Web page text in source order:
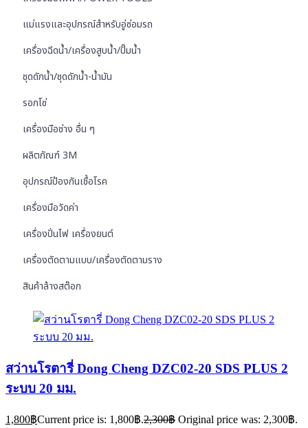
แม่แรงและอุปกรณ์สำหรับอู่ซ่อมรถ
เครื่องฉีดน้ำ/เครื่องสูบน้ำ/ปั๊มน้ำ
ชุดดักน้ำ/ชุดดักน้ำ-น้ำมัน
รอกโซ่
เครื่องมือช่าง อื่น ๆ
ผลิตภัณฑ์ 3M
อุปกรณ์ป้องกันเชื้อโรค
เครื่องมือวัดค่า
เครื่องปั่นไฟ เครื่องยนต์
เครื่องตัดตามแบบ/เครื่องตัดตามราง
สินค้าล้างสต๊อก
สว่านโรตารี่ Dong Cheng DZC02-20 SDS PLUS 2
ระบบ 20 มม.
1,800฿Current price is: 1,800฿.2,300฿ Original price was: 2,300฿.